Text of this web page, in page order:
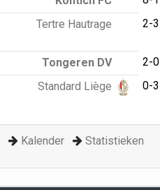
Tertre Hautrage
2-3
Tongeren DV
2-0
Standard Liège
0-3
Kalender Statistieken